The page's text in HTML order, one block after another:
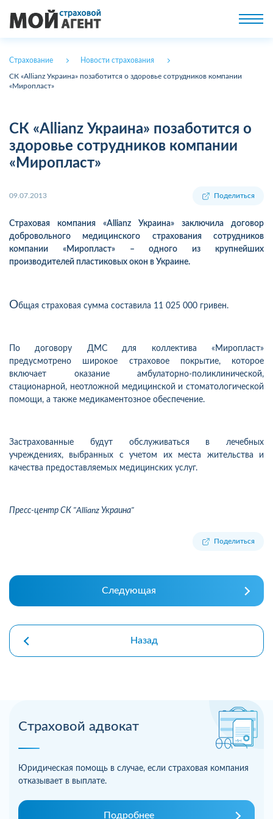
Страхование Новости страхования
СК «Allianz Украина» позаботится о здоровье сотрудников компании
«Миропласт»
Страховой адвокат
Юридическая помощь в случае, если страховая компания
отказывает в выплате.
Подробнее
СК «Allianz Украина» позаботится о
здоровье сотрудников компании
«Миропласт»
09.07.2013 Поделиться
Страховая компания «Allianz Украина» заключила договор
добровольного медицинского страхования сотрудников
компании «Миропласт» – одного из крупнейших
производителей пластиковых окон в Украине.
Общая страховая сумма составила 11 025 000 гривен.
По договору ДМС для коллектива «Миропласт»
предусмотрено широкое страховое покрытие, которое
включает оказание амбулаторно-поликлинической,
стационарной, неотложной медицинской и стоматологической
помощи, а также медикаментозное обеспечение.
Застрахованные будут обслуживаться в лечебных
учреждениях, выбранных с учетом их места жительства и
качества предоставляемых медицинских услуг.
Пресс-центр СК "Allianz Украина"
Поделиться
Следующая
Назад